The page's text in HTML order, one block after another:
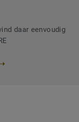
daar eenvoudig